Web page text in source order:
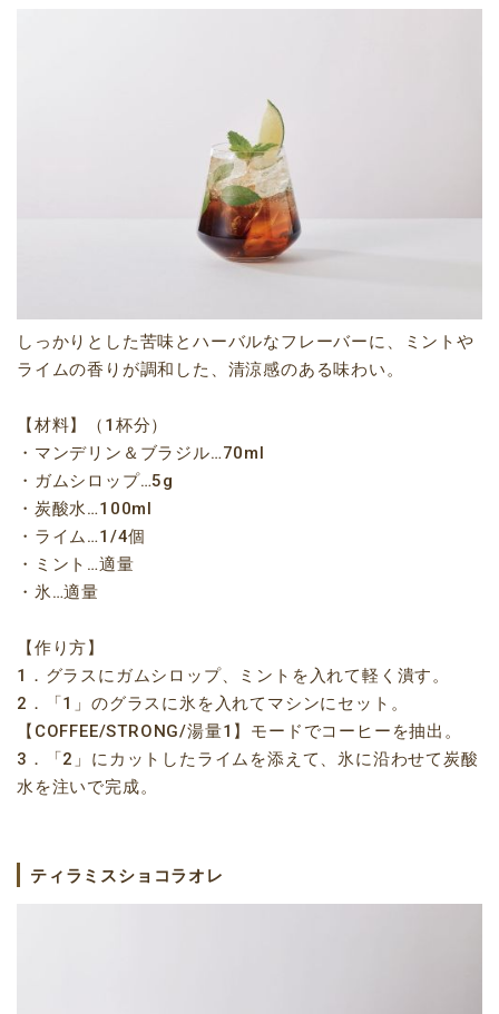
しっかりとした苦味とハーバルなフレーバーに、ミントや
ライムの香りが調和した、清涼感のある味わい。
【材料】（1杯分）
・マンデリン＆ブラジル…70ml
・ガムシロップ…5g
・炭酸水…100ml
・ライム…1/4個
・ミント…適量
・氷…適量
【作り方】
1．グラスにガムシロップ、ミントを入れて軽く潰す。
2．「1」のグラスに氷を入れてマシンにセット。
【COFFEE/STRONG/湯量1】モードでコーヒーを抽出。
3．「2」にカットしたライムを添えて、氷に沿わせて炭酸
水を注いで完成。
ティラミスショコラオレ